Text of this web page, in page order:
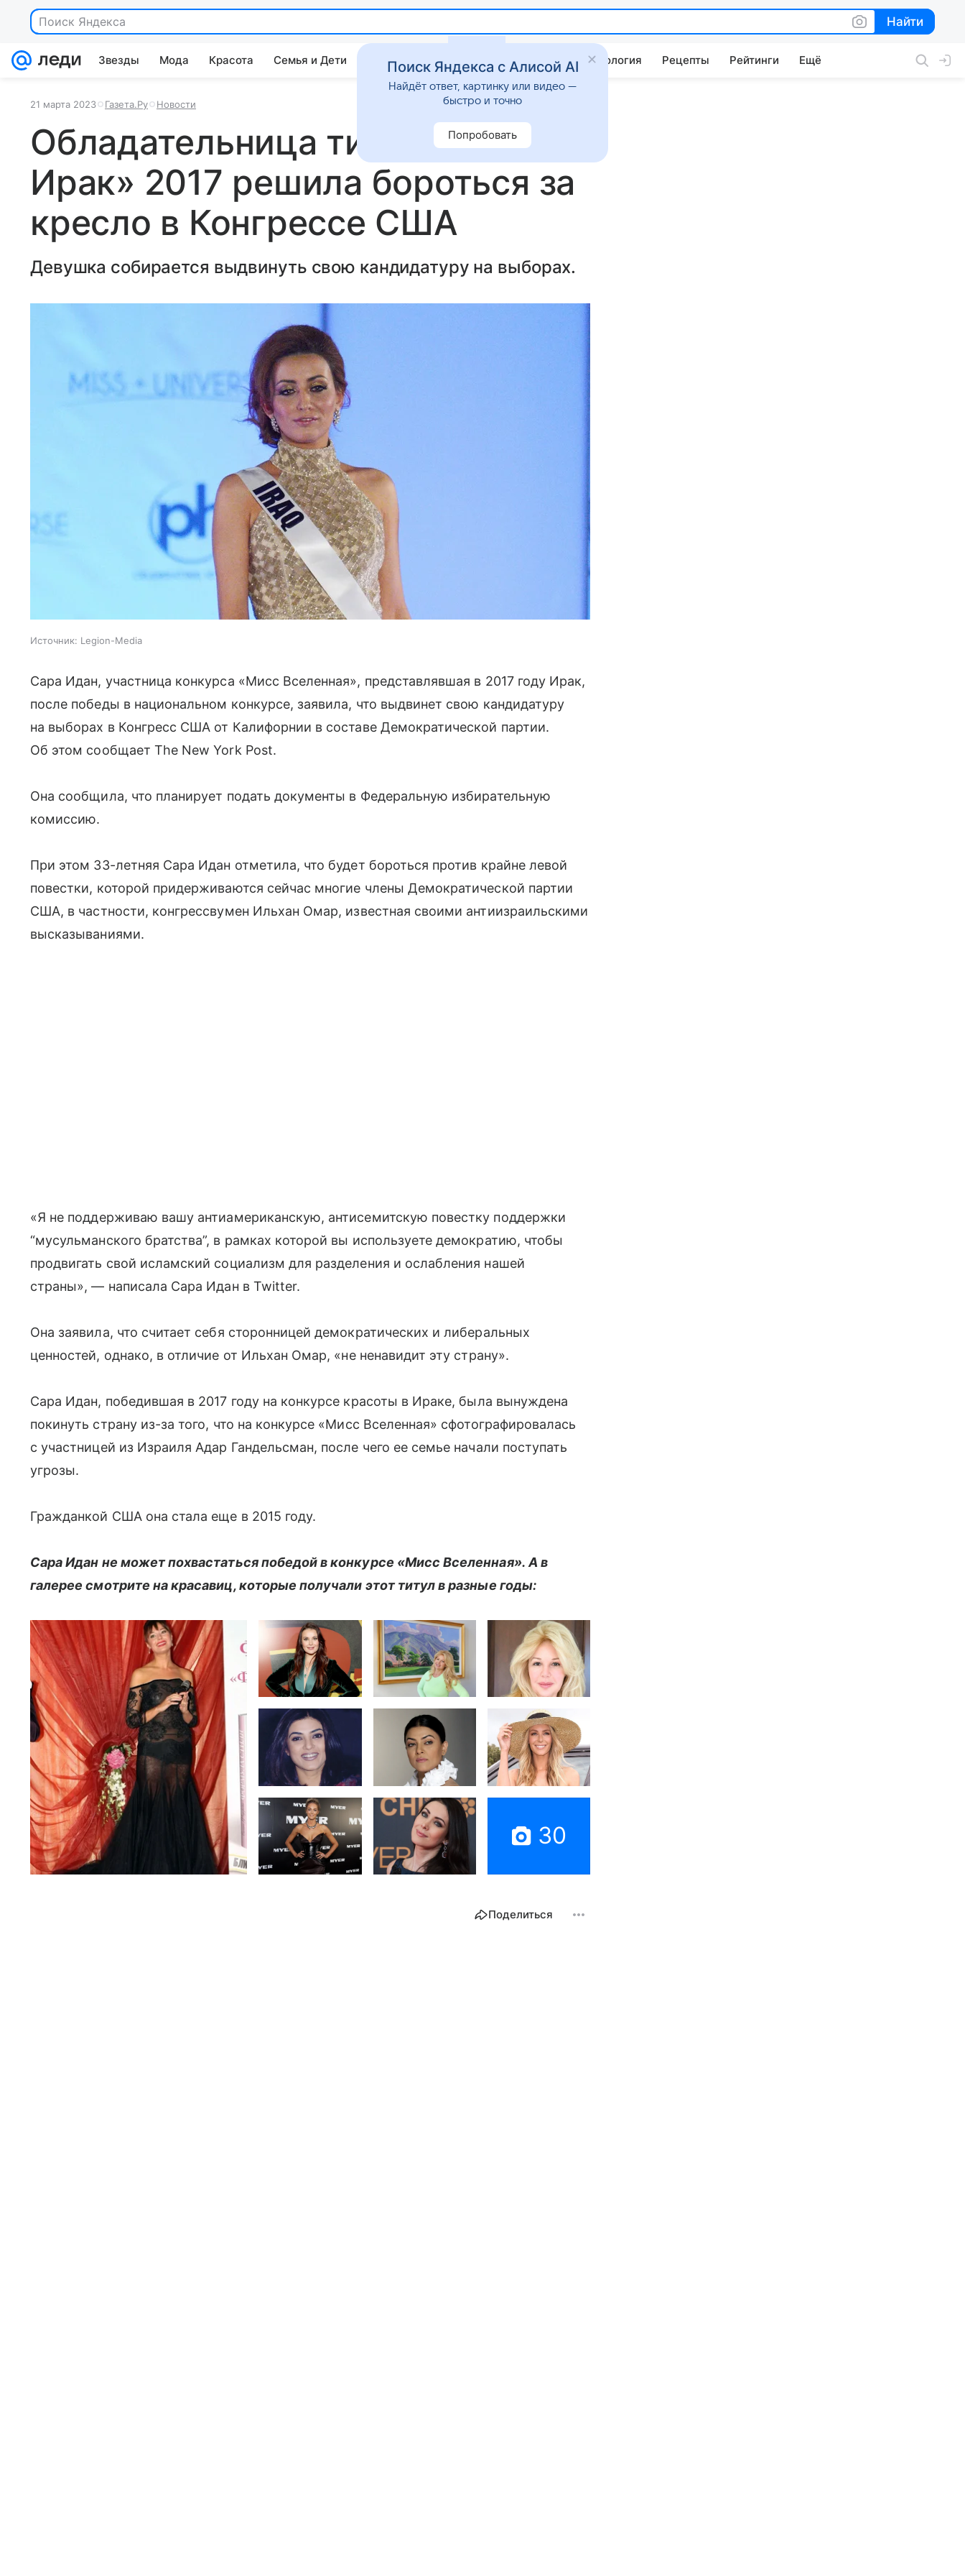
Поиск Яндекса Найти
Найти
Звезды Мода Красота Семья и Дети Дом Гороскопы Стиль жизни Психология Рецепты Рейтинги Ещё
21 марта 2023 Газета.Ру Новости
Обладательница титула «Мисс
Ирак» 2017 решила бороться за
кресло в Конгрессе США
Девушка собирается выдвинуть свою кандидатуру на выборах.
Источник: Legion-Media
Сара Идан, участница конкурса «Мисс Вселенная», представлявшая в 2017 году Ирак,
после победы в национальном конкурсе, заявила, что выдвинет свою кандидатуру
на выборах в Конгресс США от Калифорнии в составе Демократической партии.
Об этом сообщает The New York Post.
Она сообщила, что планирует подать документы в Федеральную избирательную
комиссию.
При этом 33-летняя Сара Идан отметила, что будет бороться против крайне левой
повестки, которой придерживаются сейчас многие члены Демократической партии
США, в частности, конгрессвумен Ильхан Омар, известная своими антиизраильскими
высказываниями.
«Я не поддерживаю вашу антиамериканскую, антисемитскую повестку поддержки
“мусульманского братства”, в рамках которой вы используете демократию, чтобы
продвигать свой исламский социализм для разделения и ослабления нашей
страны», — написала Сара Идан в Twitter.
Она заявила, что считает себя сторонницей демократических и либеральных
ценностей, однако, в отличие от Ильхан Омар, «не ненавидит эту страну».
Сара Идан, победившая в 2017 году на конкурсе красоты в Ираке, была вынуждена
покинуть страну из-за того, что на конкурсе «Мисс Вселенная» сфотографировалась
с участницей из Израиля Адар Гандельсман, после чего ее семье начали поступать
угрозы.
Гражданкой США она стала еще в 2015 году.
Сара Идан не может похвастаться победой в конкурсе «Мисс Вселенная». А в
галерее смотрите на красавиц, которые получали этот титул в разные годы:
30
Поделиться
Поиск Яндекса с Алисой AI
Найдёт ответ, картинку или видео —
быстро и точно
Попробовать